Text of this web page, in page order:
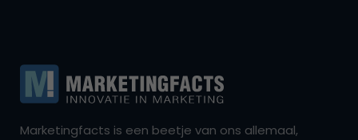
Marketingfacts is een beetje van ons allemaal,